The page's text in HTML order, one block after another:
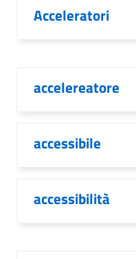
Acceleratori
accelereatore
accessibile
accessibilità